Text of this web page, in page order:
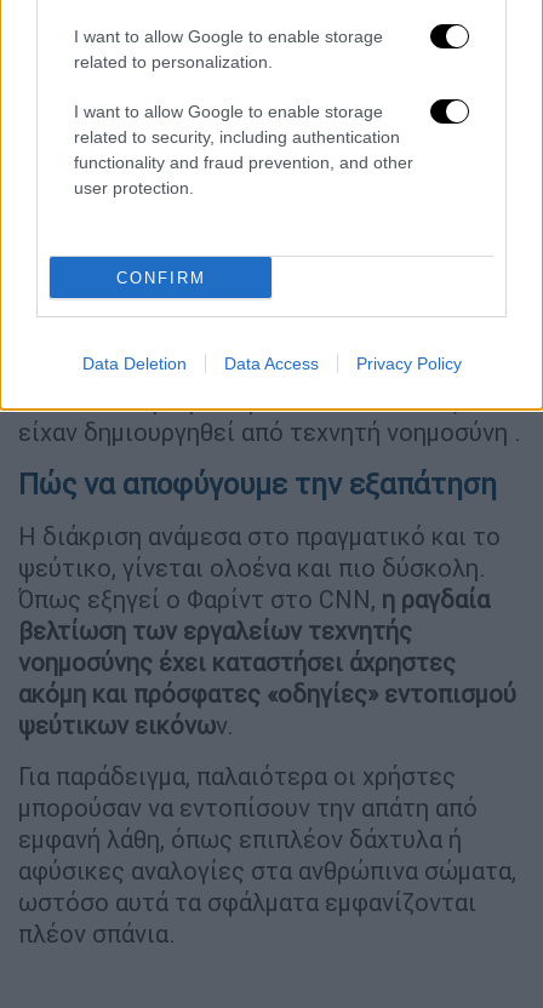
I want to allow Google to enable storage
related to personalization.
I want to allow Google to enable storage
related to security, including authentication
functionality and fraud prevention, and other
user protection.
CONFIRM
Data Deletion Data Access Privacy Policy
Παράλληλα, άλλες μεγάλες πλατφόρμες,
Instagram , δεν απάντησαν σε ερωτήματα
σχετικά με τη διάδοση ψευδών εικόνων για
τον πόλεμο.
ότι σε ορισμένες περιπτώσεις ακόμη και το
chatbotτεχνητής νοημοσύνης της
παραπληροφόρηση, χαρακτηρίζοντας ως
είχαν δημιουργηθεί από τεχνητή νοημοσύνη .
Πώς να αποφύγουμε την εξαπάτηση
Η διάκριση ανάμεσα στο πραγματικό και το
ψεύτικο, γίνεται ολοένα και πιο δύσκολη.
Όπως εξηγεί ο Φαρίντ στο CNN, η ραγδαία
βελτίωση των εργαλείων τεχνητής
νοημοσύνης έχει καταστήσει άχρηστες
ακόμη και πρόσφατες «οδηγίες» εντοπισμού
ψεύτικων εικόνων.
Για παράδειγμα, παλαιότερα οι χρήστες
μπορούσαν να εντοπίσουν την απάτη από
εμφανή λάθη, όπως επιπλέον δάχτυλα ή
αφύσικες αναλογίες στα ανθρώπινα σώματα,
ωστόσο αυτά τα σφάλματα εμφανίζονται
πλέον σπάνια.